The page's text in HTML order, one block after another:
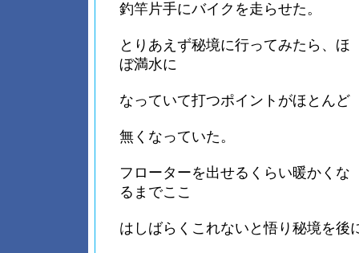
釣竿片手にバイクを走らせた。
とりあえず秘境に行ってみたら、ほ
ぼ満水に
なっていて打つポイントがほとんど
無くなっていた。
フローターを出せるくらい暖かくな
るまでここ
はしばらくこれないと悟り秘境を後